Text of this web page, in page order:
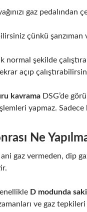
gaz pedalından
çünkü
şekilde
açıp
kavrama DSG’de
yapmaz. Sadece
Ne
gaz vermeden, dip
D modunda
ve gaz tepkileri